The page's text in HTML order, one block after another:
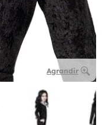
Agrandir